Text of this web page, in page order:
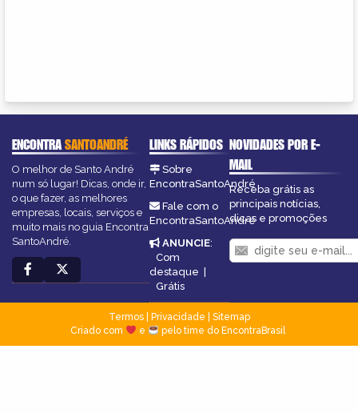
ENCONTRASANTOANDRÉ
O melhor de Santo André
num só lugar! Dicas, onde ir,
o que fazer, as melhores
empresas, locais, serviços e
muito mais no guia Encontra
SantoAndré.
LINKS RÁPIDOS
Sobre
EncontraSantoAndré
Fale com o
EncontraSantoAndré
ANUNCIE:
Com
destaque |
Grátis
NOVIDADES POR E-
MAIL
Receba grátis as
principais notícias,
dicas e promoções
Termos| Privacidade
Sitemap
Criado com
e pelo time do EncontraBrasil